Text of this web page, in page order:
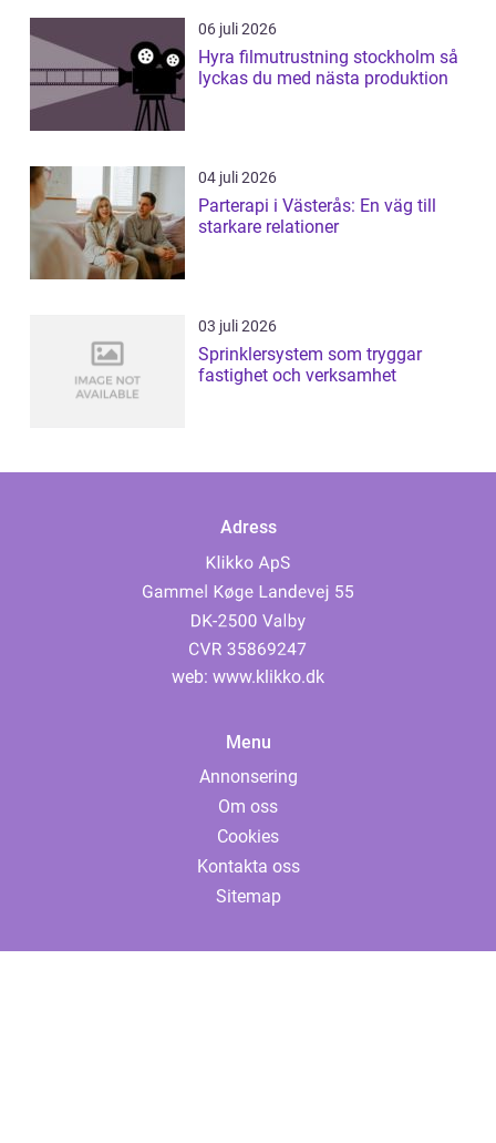
06 juli 2026
Hyra filmutrustning stockholm så
lyckas du med nästa produktion
04 juli 2026
Parterapi i Västerås: En väg till
starkare relationer
03 juli 2026
Sprinklersystem som tryggar
fastighet och verksamhet
Adress
web: www.klikko.dk
Menu
Annonsering
Om oss
Cookies
Kontakta oss
Sitemap